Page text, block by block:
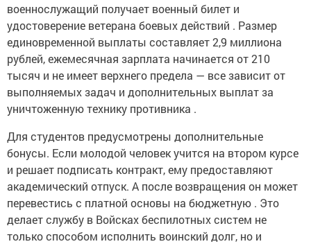
военнослужащий получает военный билет и
удостоверение ветерана боевых действий . Размер
единовременной выплаты составляет 2,9 миллиона
рублей, ежемесячная зарплата начинается от 210
тысяч и не имеет верхнего предела — все зависит от
выполняемых задач и дополнительных выплат за
уничтоженную технику противника .
Для студентов предусмотрены дополнительные
бонусы. Если молодой человек учится на втором курсе
и решает подписать контракт, ему предоставляют
академический отпуск. А после возвращения он может
перевестись с платной основы на бюджетную . Это
делает службу в Войсках беспилотных систем не
только способом исполнить воинский долг, но и